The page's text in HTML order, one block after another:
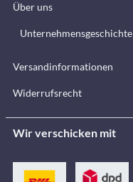
Über uns
Unternehmensgeschichte
Versandinformationen
Widerrufsrecht
Wir verschicken mit